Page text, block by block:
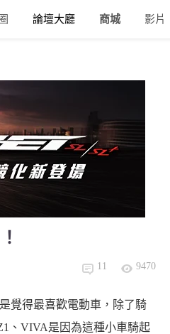
論壇大廳 商城 影片
11 9470
覺得最喜歡電動車，除了騎
、VIVA是因為這種小車騎起